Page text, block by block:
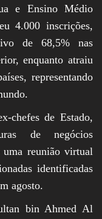
e Ensino Médio
4.000 inscrições,
de 68,5% nas
enquanto atraiu
representando
chefes de Estado,
de negócios
uma reunião virtual
identificadas
agosto.
bin Ahmed Al